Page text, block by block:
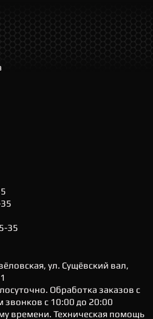
35
ул. Сущёвский вал,
Обработка заказов с
звонков с 10:00 до 20:00
времени. Техническая помощь